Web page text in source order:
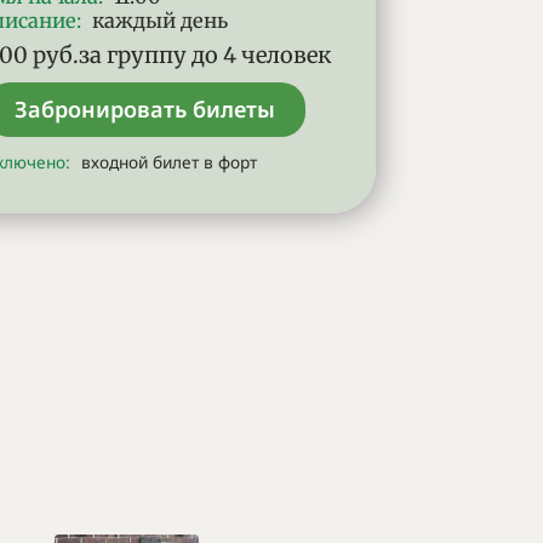
: каждый день
билетов:
руб.за группу до 4 человек
Забронировать билеты
входной билет в форт